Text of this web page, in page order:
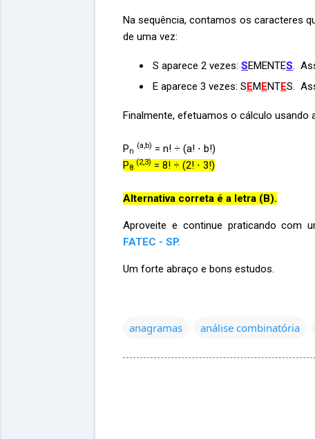
Na sequência, contamos os caracteres
de uma vez:
S aparece 2 vezes: SEMENTES .
E aparece 3 vezes: SEMENTES.
Finalmente, efetuamos o cálculo
Pn
(a,b) = n! ÷ (a! ⋅ b!)
P8
(2,3) = 8! ÷ (2! ⋅ 3!)
Alternativa correta é a letra (B).
Aproveite e continue praticando com
FATEC - SP.
Um forte abraço e bons estudos.
anagramas análise combinatória